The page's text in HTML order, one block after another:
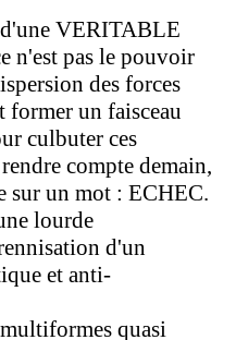
VERITABLE
n'est pas le pouvoir
des forces
former un faisceau
culbuter ces
compte demain,
sur un mot : ECHEC.
lourde
d'un
et anti-
quasi